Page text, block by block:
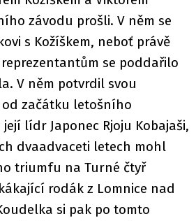
závodu prošli. V něm se
s Kožíškem, neboť právě
se poddařilo
V něm potvrdil svou
začátku letošního
lídr Japonec Rjoju Kobajaši,
dvaadvaceti letech mohl
triumfu na Turné čtyř
rodák z Lomnice nad
si pak po tomto